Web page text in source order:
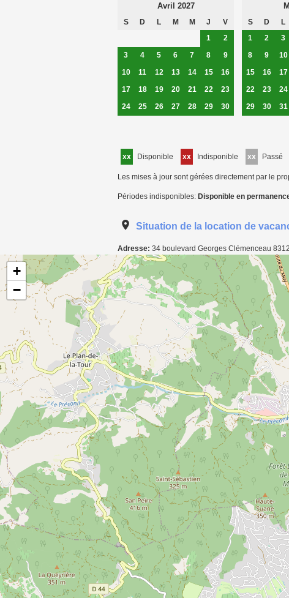
Avril 2027
S D L M M J
V
1
2
3
4 5 6 7 8
9
10
11 12 13 14 15
16
17
18 19 20 21 22
23
24
25 26 27 28 29 30
S D L
1
2 3
8
9 10
15
16 17
22
23 24
29
30 31
xx Disponible xx Indisponible xx Passé
Les mises à jour sont gérées directement par le
Périodes indisponibles: Disponible en
Situation de la location de
Adresse: 34 boulevard Georges Clémenceau
Carte de localisation de l'annonce: Appartement T2 à Sainte-Maxime
+
−